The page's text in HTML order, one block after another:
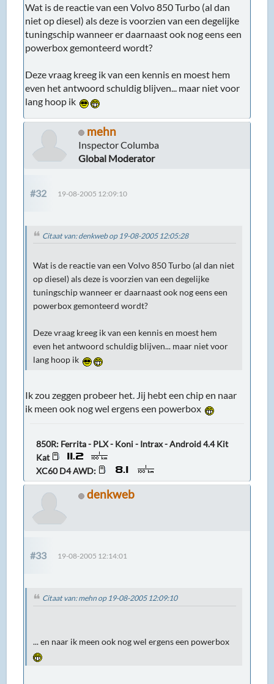
Wat is de reactie van een Volvo 850 Turbo (al dan
niet op diesel) als deze is voorzien van een degelijke
tuningschip wanneer er daarnaast ook nog eens een
powerbox gemonteerd wordt?
Deze vraag kreeg ik van een kennis en moest hem
even het antwoord schuldig blijven... maar niet voor
lang hoop ik
mehn
Inspector Columba
Global Moderator
#32 19-08-2005 12:09:10
Citaat van: denkweb op 19-08-2005 12:05:28
Wat is de reactie van een Volvo 850 Turbo (al dan niet
op diesel) als deze is voorzien van een degelijke
tuningschip wanneer er daarnaast ook nog eens een
powerbox gemonteerd wordt?
Deze vraag kreeg ik van een kennis en moest hem
even het antwoord schuldig blijven... maar niet voor
lang hoop ik
Ik zou zeggen probeer het. Jij hebt een chip en naar
ik meen ook nog wel ergens een powerbox
850R: Ferrita - PLX - Koni - Intrax - Android 4.4 Kit
Kat
XC60 D4 AWD:
denkweb
#33 19-08-2005 12:14:01
Citaat van: mehn op 19-08-2005 12:09:10
... en naar ik meen ook nog wel ergens een powerbox